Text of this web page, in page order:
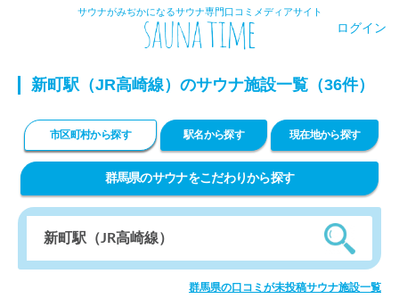
サウナがみぢかになるサウナ専門口コミメディアサイト
ログイン
新町駅（JR高崎線）のサウナ施設一覧（36件）
市区町村から探す 駅名から探す 現在地から探す
群馬県のサウナをこだわりから探す
群馬県の口コミが未投稿サウナ施設一覧